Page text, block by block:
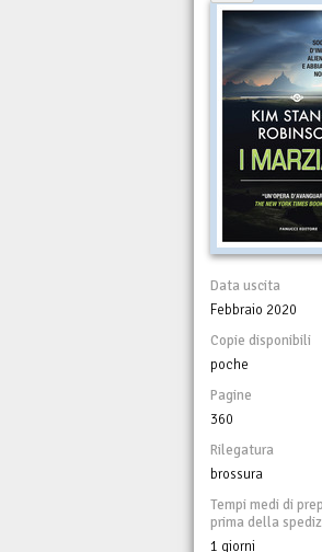
Data uscita
Febbraio 2020
Copie disponibili
poche
Pagine
360
Rilegatura
brossura
Tempi medi di
prima della
1 giorni